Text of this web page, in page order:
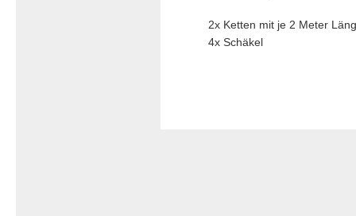
2x Ketten mit je 2 Meter
4x Schäkel